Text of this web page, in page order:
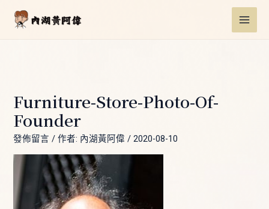
Furniture-Store-Photo-Of-
Founder
發佈留言 / 作者: 內湖黃阿偉/2020-08-10
navigation